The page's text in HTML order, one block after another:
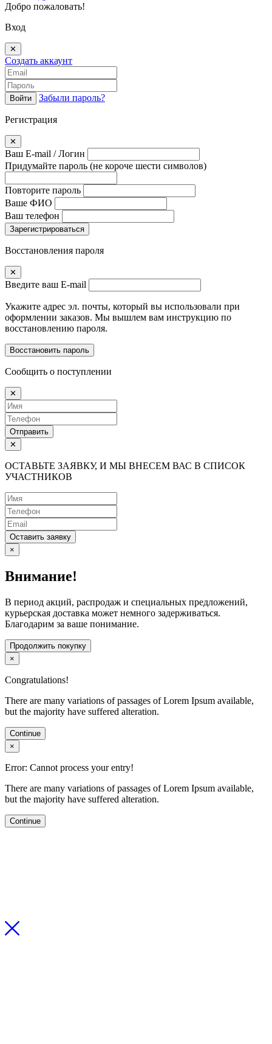
Добро пожаловать!
Вход
✕
Создать аккаунт
Войти Забыли пароль?
Регистрация
✕
Ваш E-mail / Логин
Придумайте пароль (не короче шести символов)
Повторите пароль
Ваше ФИО
Ваш телефон
Зарегистрироваться
Восстановления пароля
✕
Введите ваш E-mail
Укажите адрес эл. почты, который вы использовали при
оформлении заказов. Мы вышлем вам инструкцию по
восстановлению пароля.
Восстановить пароль
Сообщить о поступлении
✕
Отправить
✕
ОСТАВЬТЕ ЗАЯВКУ, И МЫ ВНЕСЕМ ВАС В СПИСОК
УЧАСТНИКОВ
Оставить заявку
×
Внимание!
В период акций, распродаж и специальных предложений,
курьерская доставка может немного задерживаться.
Благодарим за ваше понимание.
Продолжить покупку
×
Congratulations!
There are many variations of passages of Lorem Ipsum available,
but the majority have suffered alteration.
Continue
×
Error: Cannot process your entry!
There are many variations of passages of Lorem Ipsum available,
but the majority have suffered alteration.
Continue